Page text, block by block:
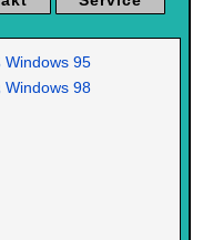
Windows 95
Windows 98